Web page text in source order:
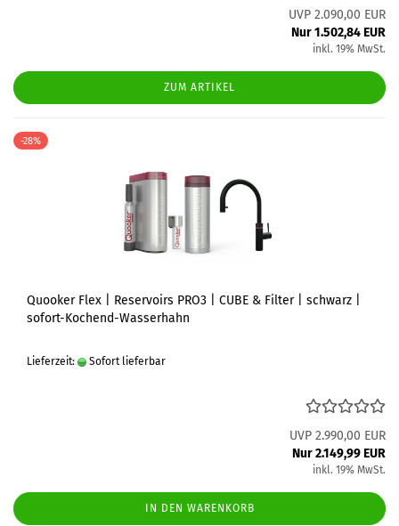
UVP 2.090,00 EUR
Nur 1.502,84 EUR
inkl. 19% MwSt.
ZUM ARTIKEL
-28%
Quooker Flex | Reservoirs PRO3 | CUBE & Filter | schwarz |
sofort-Kochend-Wasserhahn
Lieferzeit: Sofort lieferbar
UVP 2.990,00 EUR
Nur 2.149,99 EUR
inkl. 19% MwSt.
IN DEN WARENKORB